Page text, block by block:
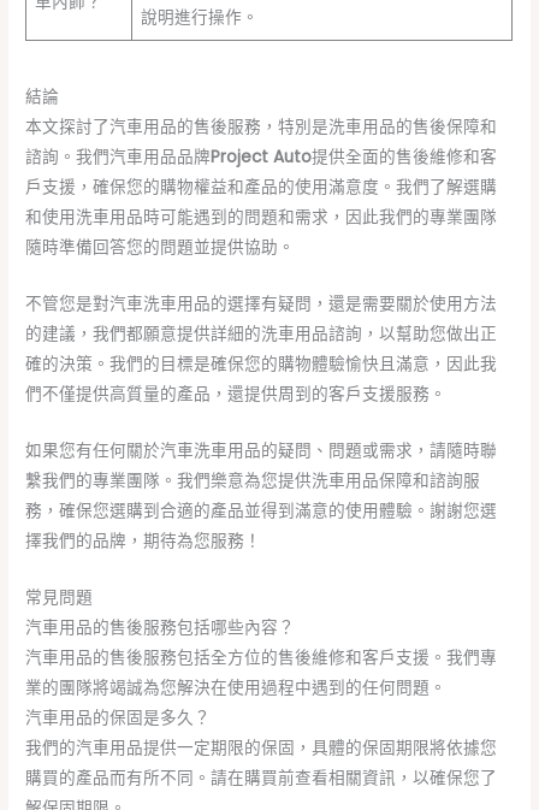
說明進行操作。
結論
本文探討了汽車用品的售後服務，特別是洗車用品的售後保障和
諮詢。我們汽車用品品牌Project Auto提供全面的售後維修和客
戶支援，確保您的購物權益和產品的使用滿意度。我們了解選購
和使用洗車用品時可能遇到的問題和需求，因此我們的專業團隊
隨時準備回答您的問題並提供協助。
不管您是對汽車洗車用品的選擇有疑問，還是需要關於使用方法
的建議，我們都願意提供詳細的洗車用品諮詢，以幫助您做出正
確的決策。我們的目標是確保您的購物體驗愉快且滿意，因此我
們不僅提供高質量的產品，還提供周到的客戶支援服務。
如果您有任何關於汽車洗車用品的疑問、問題或需求，請隨時聯
繫我們的專業團隊。我們樂意為您提供洗車用品保障和諮詢服
務，確保您選購到合適的產品並得到滿意的使用體驗。謝謝您選
擇我們的品牌，期待為您服務！
常見問題
汽車用品的售後服務包括哪些內容？
汽車用品的售後服務包括全方位的售後維修和客戶支援。我們專
業的團隊將竭誠為您解決在使用過程中遇到的任何問題。
汽車用品的保固是多久？
我們的汽車用品提供一定期限的保固，具體的保固期限將依據您
購買的產品而有所不同。請在購買前查看相關資訊，以確保您了